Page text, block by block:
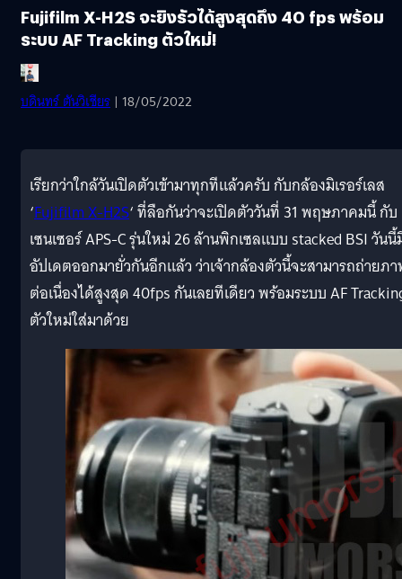
Fujifilm X-H2S จะยิงรัวได้สูงสุดถึง 40 fps พร้อม
ระบบ AF Tracking ตัวใหม่!
บดินทร์ ตันวิเชียร | 18/05/2022
เรียกว่าใกล้วันเปิดตัวเข้ามาทุกทีแล้วครับ กับกล้องมิเรอร์เลส
‘Fujifilm X-H2S‘ ที่ลือกันว่าจะเปิดตัววันที่ 31 พฤษภาคมนี้ กับ
เซนเซอร์ APS-C รุ่นใหม่ 26 ล้านพิกเซลแบบ stacked BSI วัน
อัปเดตออกมายั่วกันอีกแล้ว ว่าเจ้ากล้องตัวนี้จะสามารถถ่ายภ
ต่อเนื่องได้สูงสุด 40fps กันเลยทีเดียว พร้อมระบบ AF
ตัวใหม่ใส่มาด้วย